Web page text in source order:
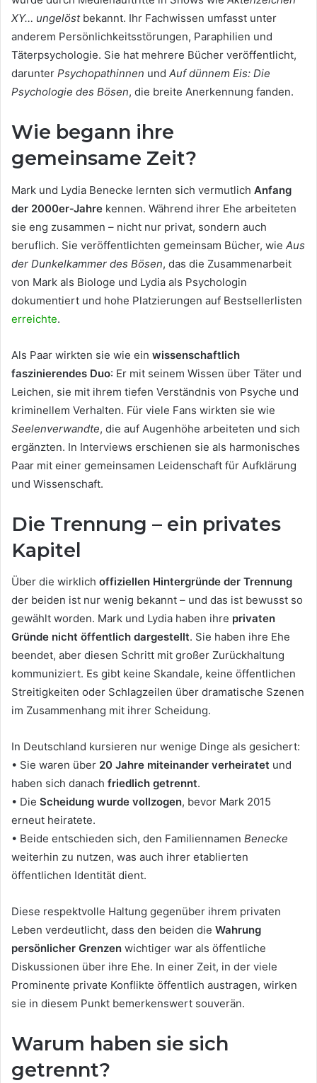
XY… ungelöstbekannt. Ihr Fachwissen umfasst unter
anderem Persönlichkeitsstörungen, Paraphilien und
Täterpsychologie. Sie hat mehrere Bücher veröffentlicht,
darunter Psychopathinnen und Auf dünnem Eis: Die
Psychologie des Bösen, die breite Anerkennung fanden.
Wie begann ihre
gemeinsame Zeit?
Mark und Lydia Benecke lernten sich vermutlich Anfang
der 2000er‑Jahre kennen. Während ihrer Ehe arbeiteten
sie eng zusammen – nicht nur privat, sondern auch
beruflich. Sie veröffentlichten gemeinsam Bücher, wie Aus
der Dunkelkammer des Bösen, das die Zusammenarbeit
von Mark als Biologe und Lydia als Psychologin
dokumentiert und hohe Platzierungen auf Bestsellerlisten
erreichte.
Als Paar wirkten sie wie ein wissenschaftlich
faszinierendes Duo: Er mit seinem Wissen über Täter und
Leichen, sie mit ihrem tiefen Verständnis von Psyche und
kriminellem Verhalten. Für viele Fans wirkten sie wie
Seelenverwandte, die auf Augenhöhe arbeiteten und sich
ergänzten. In Interviews erschienen sie als harmonisches
Paar mit einer gemeinsamen Leidenschaft für Aufklärung
und Wissenschaft.
Die Trennung – ein privates
Kapitel
Über die wirklich offiziellen Hintergründe der Trennung
der beiden ist nur wenig bekannt – und das ist bewusst so
gewählt worden. Mark und Lydia haben ihre privaten
Gründe nicht öffentlich dargestellt. Sie haben ihre Ehe
beendet, aber diesen Schritt mit großer Zurückhaltung
kommuniziert. Es gibt keine Skandale, keine öffentlichen
Streitigkeiten oder Schlagzeilen über dramatische Szenen
im Zusammenhang mit ihrer Scheidung.
In Deutschland kursieren nur wenige Dinge als gesichert:
• Sie waren über 20 Jahre miteinander verheiratet und
haben sich danach friedlich getrennt.
• Die Scheidung wurde vollzogen, bevor Mark 2015
erneut heiratete.
• Beide entschieden sich, den Familiennamen Benecke
weiterhin zu nutzen, was auch ihrer etablierten
öffentlichen Identität dient.
Diese respektvolle Haltung gegenüber ihrem privaten
Leben verdeutlicht, dass den beiden die Wahrung
persönlicher Grenzen wichtiger war als öffentliche
Diskussionen über ihre Ehe. In einer Zeit, in der viele
Prominente private Konflikte öffentlich austragen, wirken
sie in diesem Punkt bemerkenswert souverän.
Warum haben sie sich
getrennt?